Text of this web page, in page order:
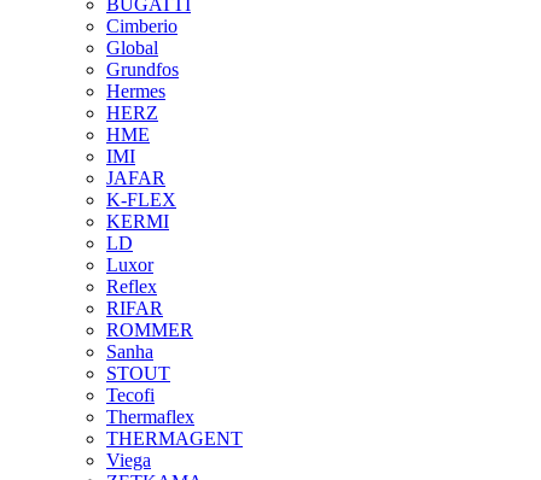
Cimberio
Global
Grundfos
Hermes
HERZ
HME
IMI
JAFAR
K-FLEX
KERMI
LD
Luxor
Reflex
RIFAR
ROMMER
Sanha
STOUT
Tecofi
Thermaflex
THERMAGENT
Viega